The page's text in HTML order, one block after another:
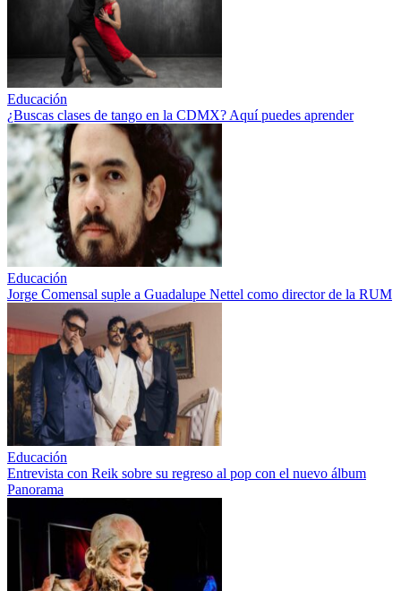
Educación
¿Buscas clases de tango en la CDMX? Aquí puedes aprender
Educación
Jorge Comensal suple a Guadalupe Nettel como director de la RUM
Educación
Entrevista con Reik sobre su regreso al pop con el nuevo álbum
Panorama